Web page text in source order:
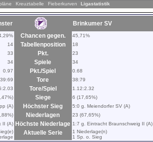
Kreuztabelle Fieberkurven Ligastatistik
Brinkumer SV
Chancen gegen.
45,71%
14
Tabellenposition
18
33
Pkt.
23
34
Spiele
34
0.97
Pkt./Spiel
0.68
39:69
Tore
38:79
Tore/Spiel
1.12:2.32
Siege
6 (17,65%)
(A)
Höchster Sieg
5:0 g. Meiendorfer SV (A)
Niederlagen
23 (67,65%)
II (A) Höchste Niederlage 1:7 g. Eintracht Braunschweig II (A)
Aktuelle Serie
1 Niederlage(n)
1 Sp. o. Sieg